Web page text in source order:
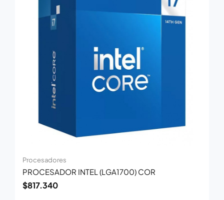
Procesadores
PROCESADOR INTEL (LGA1700) COR
$817.340